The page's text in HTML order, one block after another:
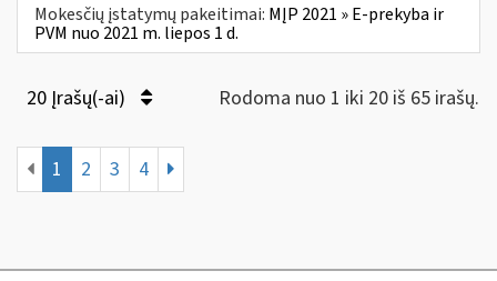
Mokesčių įstatymų pakeitimai: MĮP 2021 » E-prekyba ir
PVM nuo 2021 m. liepos 1 d.
20 Įrašų(-ai) Rodoma nuo 1 iki 20 iš 65 irašų.
1 2 3 4